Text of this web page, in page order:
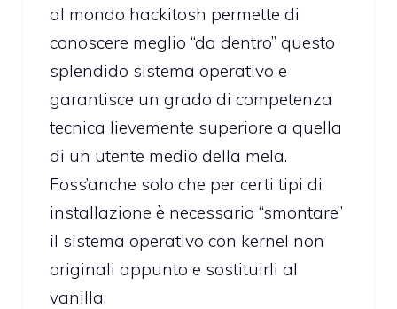
al mondo hackitosh permette di
conoscere meglio “da dentro” questo
splendido sistema operativo e
garantisce un grado di competenza
tecnica lievemente superiore a quella
di un utente medio della mela.
Foss’anche solo che per certi tipi di
installazione è necessario “smontare”
il sistema operativo con kernel non
originali appunto e sostituirli al
vanilla.